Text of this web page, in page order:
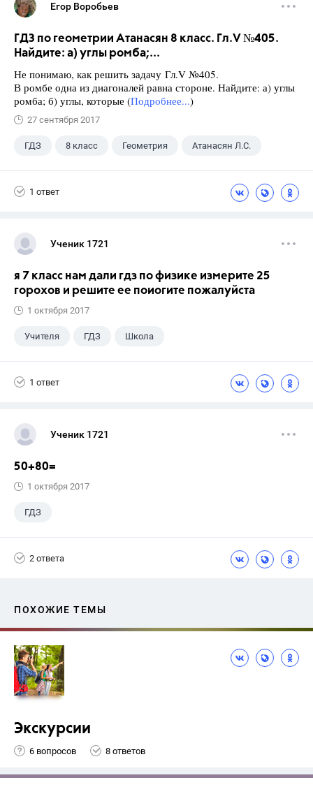
Егор Воробьев
ГДЗ по геометрии Атанасян 8 класс. Гл.V №405.
Найдите: а) углы ромба;...
Не понимаю, как решить задачу Гл.V №405.
В ромбе одна из диагоналей равна стороне. Найдите: а) углы
ромба; б) углы, которые (Подробнее...)
27 сентября 2017
ГДЗ 8 класс Геометрия Атанасян Л.С.
1 ответ
Ученик 1721
я 7 класс нам дали гдз по физике измерите 25
горохов и решите ее поиогите пожалуйста
1 октября 2017
Учителя ГДЗ Школа
1 ответ
Ученик 1721
50+80=
1 октября 2017
ГДЗ
2 ответа
ПОХОЖИЕ ТЕМЫ
Экскурсии
6 вопросов 8 ответов